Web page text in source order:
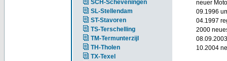
SCH-Scheveningen
SL-Stellendam
ST-Stavoren
TS-Terschelling
TM-Termunterzijl
TH-Tholen
TX-Texel
neuer
09.1996
04.1997
2000
10.2004